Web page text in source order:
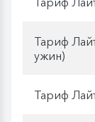
Тариф
ужин)
Тариф